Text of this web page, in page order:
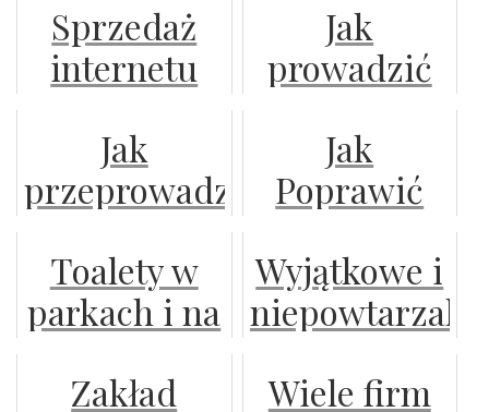
Sprzedaż
internetu
poważnych
klientów
Jak
prowadzić
online?
Jak
przeprowadza
postępowanie
rozwodowe?
Jak
Poprawić
Internetu?
Toalety w
parkach i na
rekreacyjnych
Wyjątkowe i
słodycze
Zakład
Wiele firm